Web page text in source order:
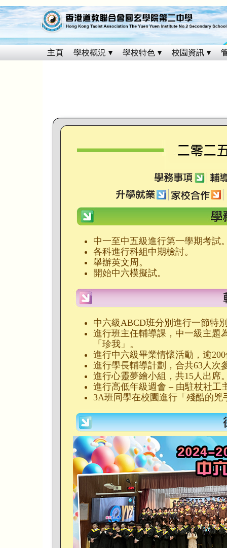
主頁 學校概況 學校特色 校園資訊
中一至中五級進行第一學期考試
各科進行科組中期檢討。
舉辦英文周。
開始中六模擬試。
中六級ABCD班分別進行一節特
進行班主任輔導課，中一級主題
「珍我」。
進行中六級畢業情懷活動，逾
進行學長輔導計劃，合共63人次
進行心靈夢繪小組，共15人出席
進行高低年級週會 – 由駐杖社工
3A班同學在校園進行「殘酷的兇